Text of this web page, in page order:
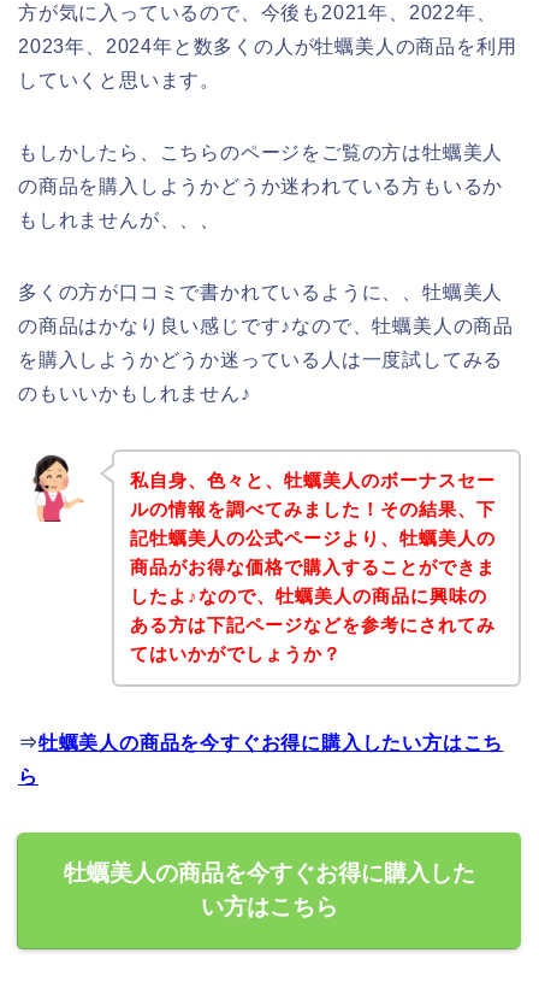
方が気に入っているので、今後も2021年、2022年、
2023年、2024年と数多くの人が牡蠣美人の商品を利用
していくと思います。
もしかしたら、こちらのページをご覧の方は牡蠣美人
の商品を購入しようかどうか迷われている方もいるか
もしれませんが、、、
多くの方が口コミで書かれているように、、牡蠣美人
の商品はかなり良い感じです♪なので、牡蠣美人の商品
を購入しようかどうか迷っている人は一度試してみる
のもいいかもしれません♪
私自身、色々と、牡蠣美人のボーナスセー
ルの情報を調べてみました！その結果、下
記牡蠣美人の公式ページより、牡蠣美人の
商品がお得な価格で購入することができま
したよ♪なので、牡蠣美人の商品に興味の
ある方は下記ページなどを参考にされてみ
てはいかがでしょうか？
⇒牡蠣美人の商品を今すぐお得に購入したい方はこち
ら
牡蠣美人の商品を今すぐお得に購入した
い方はこちら